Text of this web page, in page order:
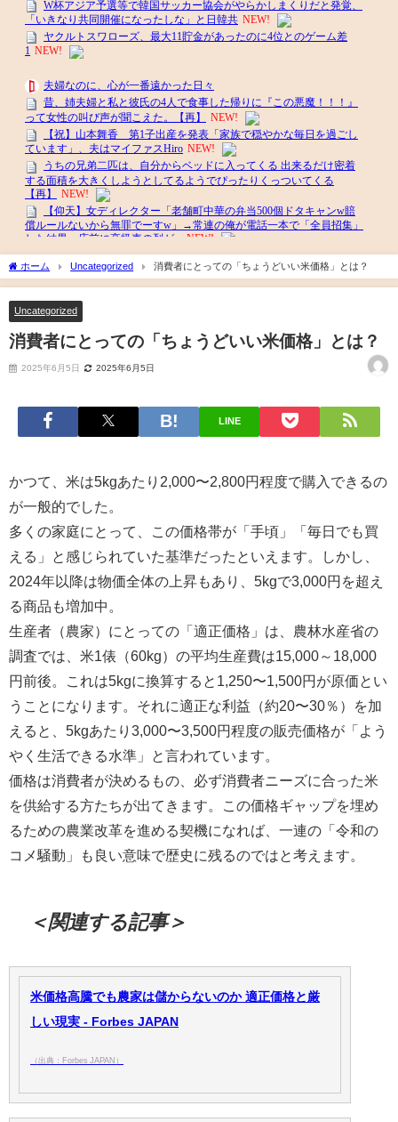
ホーム Uncategorized 消費者にとっての「ちょうどいい米価格」とは？
Uncategorized
消費者にとっての「ちょうどいい米価格」とは？
2025年6月5日 2025年6月5日
LINE
かつて、米は5kgあたり2,000〜2,800円程度で購入できるの
が一般的でした。
多くの家庭にとって、この価格帯が「手頃」「毎日でも買
える」と感じられていた基準だったといえます。しかし、
2024年以降は物価全体の上昇もあり、5kgで3,000円を超え
る商品も増加中。
生産者（農家）にとっての「適正価格」は、農林水産省の
調査では、米1俵（60kg）の平均生産費は15,000～18,000
円前後。これは5kgに換算すると1,250〜1,500円が原価とい
うことになります。それに適正な利益（約20〜30％）を加
えると、5kgあたり3,000〜3,500円程度の販売価格が「よう
やく生活できる水準」と言われています。
価格は消費者が決めるもの、必ず消費者ニーズに合った米
を供給する方たちが出てきます。この価格ギャップを埋め
るための農業改革を進める契機になれば、一連の「令和の
コメ騒動」も良い意味で歴史に残るのではと考えます。
＜関連する記事＞
米価格高騰でも農家は儲からないのか 適正価格と厳
しい現実 - Forbes JAPAN
（出典：Forbes JAPAN）